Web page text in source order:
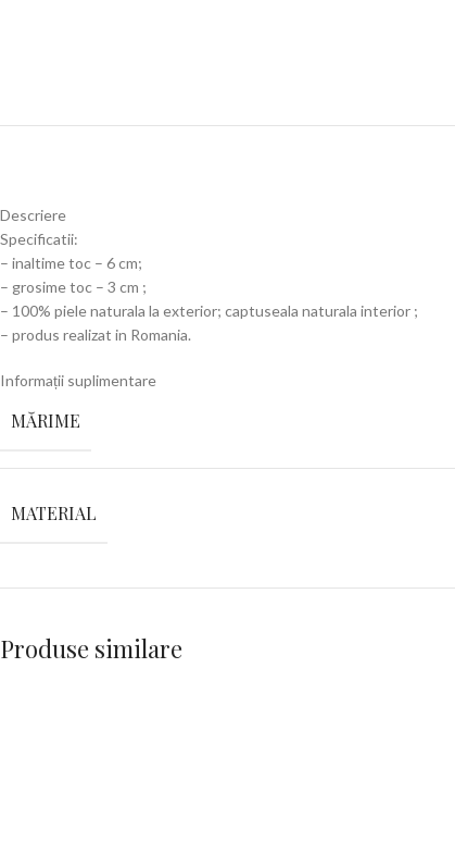
Descriere
Specificatii:
– inaltime toc – 6 cm;
– grosime toc – 3 cm ;
– 100% piele naturala la exterior; captuseala naturala interior ;
– produs realizat in Romania.
Informații suplimentare
MĂRIME
MATERIAL
Produse similare